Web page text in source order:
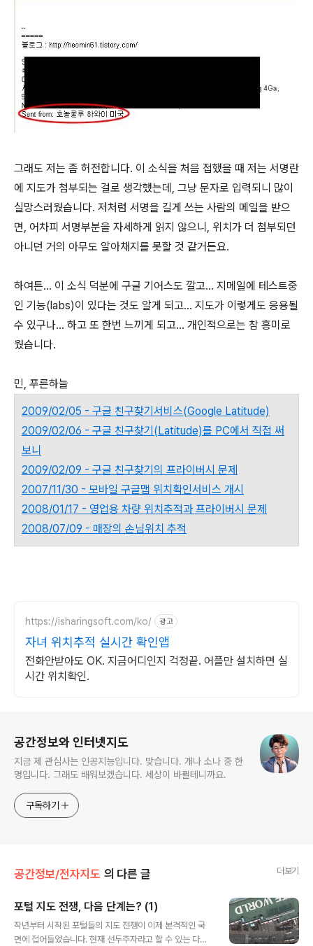
그래도 저는 좀 허전합니다. 이 소식을 처음 접했을 때 저는 서명란
에 지도가 첨부되는 걸로 생각했는데, 그냥 문자로 입력되니 많이
실망스러웠습니다. 저처럼 서명을 길게 쓰는 사람의 메일을 받으
면, 어차피 서명부분을 자세하게 읽지 않으니, 위치가 더 첨부되던
아니던 거의 아무도 알아채지를 못할 것 같거든요.
하여튼... 이 소식 덕분에 구글 기어스도 깔고... 지메일에 테스트중
인 기능(labs)이 있다는 것도 알게 되고... 지도가 이렇게도 응용될
수 있구나... 하고 또 한번 느끼게 되고... 개인적으로는 참 흥미로
웠습니다.
민, 푸른하늘
2009/02/05 - 구글 친구찾기서비스(Google Latitude)
2009/02/06 - 구글 친구찾기(Latitude)를 PC에서 직접 써
보니
2009/02/09 - 구글 친구찾기의 프라이버시 문제
2007/11/30 - 모바일 구글맵 위치확인서비스 개시
2008/01/17 - 영업용 차량 위치추적과 프라이버시 문제
2008/07/09 - 매장의 손님위치 추적
https://isharingsoft.com/ko/ 광고
자녀 위치추적 실시간 확인앱
전화안받아도 OK. 지금어디인지 걱정끝. 어플만 설치하면 실
시간 위치확인.
공간정보와 인터넷지도
지금 제 관심사는 인공지능입니다. 맞습니다. 개나 소나 중 한
명입니다. 그래도 배워보겠습니다. 세상이 바뀔테니까요.
구독하기
공간정보/전자지도 의 다른 글 더보기
포털 지도 전쟁, 다음 단계는? (1)
작년부터 시작된 포털들의 지도 전쟁이 이제 본격적인 국
면에 접어들었습니다. 현재 선두주자라고 할 수 있는 다음